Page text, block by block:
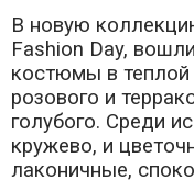
В новую
Fashion Day,
костюмы в
розового и
голубого. Среди
кружево, и
лаконичные,